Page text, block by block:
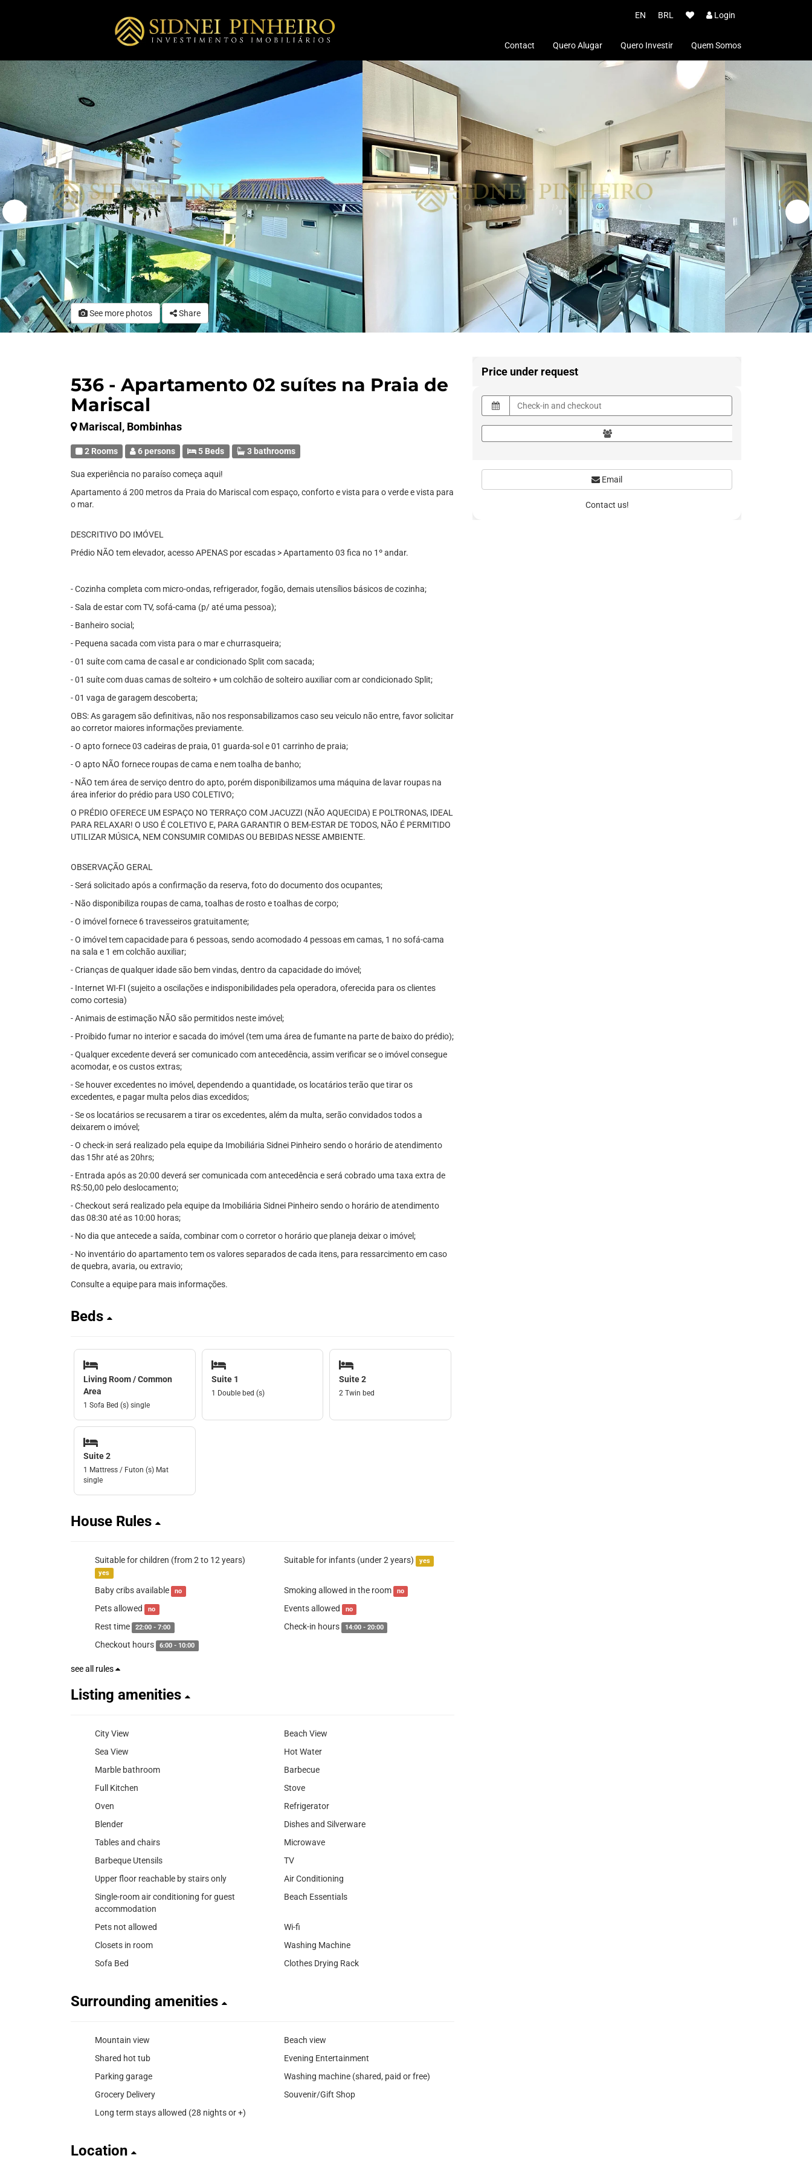
EN BRL Login
Contact Quero Alugar Quero Investir Quem Somos
See more photos Share
536 - Apartamento 02 suítes na Praia de
Mariscal
Mariscal, Bombinhas
2 Rooms 6 persons 5 Beds 3 bathrooms
Sua experiência no paraíso começa aqui!
Apartamento á 200 metros da Praia do Mariscal com espaço, conforto e vista para o verde e vista para
o mar.
DESCRITIVO DO IMÓVEL
Prédio NÃO tem elevador, acesso APENAS por escadas > Apartamento 03 fica no 1º andar.
- Cozinha completa com micro-ondas, refrigerador, fogão, demais utensílios básicos de cozinha;
- Sala de estar com TV, sofá-cama (p/ até uma pessoa);
- Banheiro social;
- Pequena sacada com vista para o mar e churrasqueira;
- 01 suíte com cama de casal e ar condicionado Split com sacada;
- 01 suíte com duas camas de solteiro + um colchão de solteiro auxiliar com ar condicionado Split;
- 01 vaga de garagem descoberta;
OBS: As garagem são definitivas, não nos responsabilizamos caso seu veiculo não entre, favor solicitar
ao corretor maiores informações previamente.
- O apto fornece 03 cadeiras de praia, 01 guarda-sol e 01 carrinho de praia;
- O apto NÃO fornece roupas de cama e nem toalha de banho;
- NÃO tem área de serviço dentro do apto, porém disponibilizamos uma máquina de lavar roupas na
área inferior do prédio para USO COLETIVO;
O PRÉDIO OFERECE UM ESPAÇO NO TERRAÇO COM JACUZZI (NÃO AQUECIDA) E POLTRONAS, IDEAL
PARA RELAXAR! O USO É COLETIVO E, PARA GARANTIR O BEM-ESTAR DE TODOS, NÃO É PERMITIDO
UTILIZAR MÚSICA, NEM CONSUMIR COMIDAS OU BEBIDAS NESSE AMBIENTE.
OBSERVAÇÃO GERAL
- Será solicitado após a confirmação da reserva, foto do documento dos ocupantes;
- Não disponibiliza roupas de cama, toalhas de rosto e toalhas de corpo;
- O imóvel fornece 6 travesseiros gratuitamente;
- O imóvel tem capacidade para 6 pessoas, sendo acomodado 4 pessoas em camas, 1 no sofá-cama
na sala e 1 em colchão auxiliar;
- Crianças de qualquer idade são bem vindas, dentro da capacidade do imóvel;
- Internet WI-FI (sujeito a oscilações e indisponibilidades pela operadora, oferecida para os clientes
como cortesia)
- Animais de estimação NÃO são permitidos neste imóvel;
- Proibido fumar no interior e sacada do imóvel (tem uma área de fumante na parte de baixo do prédio);
- Qualquer excedente deverá ser comunicado com antecedência, assim verificar se o imóvel consegue
acomodar, e os custos extras;
- Se houver excedentes no imóvel, dependendo a quantidade, os locatários terão que tirar os
excedentes, e pagar multa pelos dias excedidos;
- Se os locatários se recusarem a tirar os excedentes, além da multa, serão convidados todos a
deixarem o imóvel;
- O check-in será realizado pela equipe da Imobiliária Sidnei Pinheiro sendo o horário de atendimento
das 15hr até as 20hrs;
- Entrada após as 20:00 deverá ser comunicada com antecedência e será cobrado uma taxa extra de
R$:50,00 pelo deslocamento;
- Checkout será realizado pela equipe da Imobiliária Sidnei Pinheiro sendo o horário de atendimento
das 08:30 até as 10:00 horas;
- No dia que antecede a saída, combinar com o corretor o horário que planeja deixar o imóvel;
- No inventário do apartamento tem os valores separados de cada itens, para ressarcimento em caso
de quebra, avaria, ou extravio;
Consulte a equipe para mais informações.
Beds
Living Room / Common
Area
1 Sofa Bed (s) single
Suite 1
1 Double bed (s)
Suite 2
2 Twin bed
Suite 2
1 Mattress / Futon (s) Mat
single
House Rules
Suitable for children (from 2 to 12 years)
yes
Suitable for infants (under 2 years) yes
Baby cribs available no Smoking allowed in the room no
Pets allowed no Events allowed no
Rest time 22:00 - 7:00 Check-in hours 14:00 - 20:00
Checkout hours 6:00 - 10:00
see all rules
Listing amenities
City View
Beach View
Sea View
Hot Water
Marble bathroom
Barbecue
Full Kitchen
Stove
Oven
Refrigerator
Blender
Dishes and Silverware
Tables and chairs
Microwave
Barbeque Utensils
TV
Upper floor reachable by stairs only
Air Conditioning
Single-room air conditioning for guest
accommodation
Beach Essentials
Pets not allowed
Wi-fi
Closets in room
Washing Machine
Sofa Bed
Clothes Drying Rack
Surrounding amenities
Mountain view
Beach view
Shared hot tub
Evening Entertainment
Parking garage
Washing machine (shared, paid or free)
Grocery Delivery
Souvenir/Gift Shop
Long term stays allowed (28 nights or +)
Location
Price under request
Email
Contact us!